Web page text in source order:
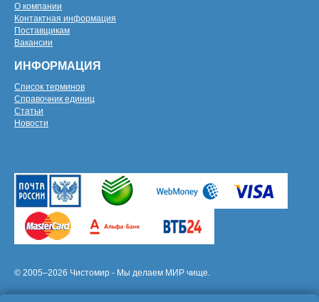
О компании
Контактная информация
Поставщикам
Вакансии
ИНФОРМАЦИЯ
Список терминов
Справочник единиц
Статьи
Новости
© 2005–2026 Чистомир - Мы делаем МИР чище.